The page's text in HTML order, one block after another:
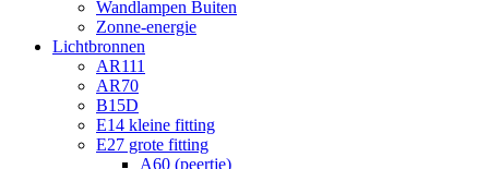
Wandlampen Buiten
Zonne-energie
Lichtbronnen
AR111
AR70
B15D
E14 kleine fitting
E27 grote fitting
A60 (peertje)